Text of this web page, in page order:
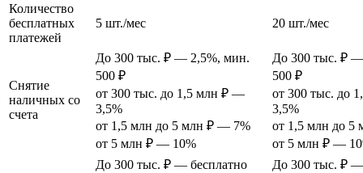
Количество
бесплатных
платежей
5 шт./мес 20 шт./мес
Снятие
наличных со
счета
До 300 тыс. ₽ — 2,5%, мин.
500 ₽
от 300 тыс. до 1,5 млн ₽ —
3,5%
от 1,5 млн до 5 млн ₽ — 7%
от 5 млн ₽ — 10%
До 300 тыс. ₽
500 ₽
от 300 тыс. до
3,5%
от 1,5 млн до
от 5 млн ₽ —
До 300 тыс. ₽ — бесплатно
До 300 тыс. ₽ —